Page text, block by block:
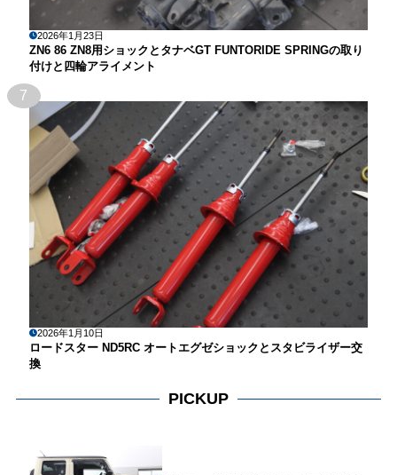
2026年1月23日
ZN6 86 ZN8用ショックとタナベGT FUNTORIDE SPRINGの取り
付けと四輪アライメント
7
2026年1月10日
ロードスター ND5RC オートエグゼショックとスタビライザー交
換
PICKUP